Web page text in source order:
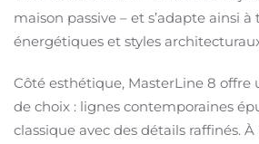
maison passive – et s’adapte ainsi
énergétiques et styles
Côté esthétique, MasterLine 8 offre
de choix : lignes contemporaines
classique avec des détails raffinés.